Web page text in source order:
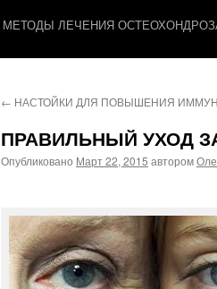
МЕТОДЫ ЛЕЧЕНИЯ
← НАСТОЙКИ ДЛЯ ПОВЫШЕНИЯ
ПРАВИЛЬНЫЙ УХОД
Опубликовано Март 22, 2015 автором